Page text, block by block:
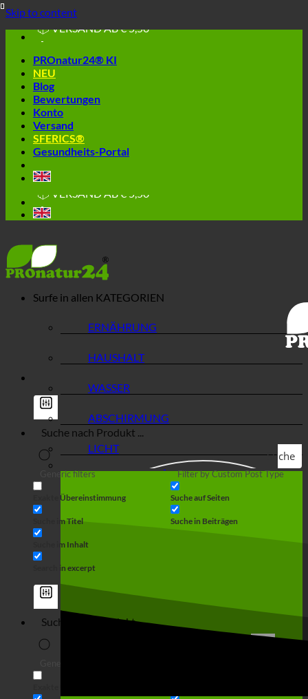
Skip to content
🔆 GESUND. NACHHALTIG.
📦 VERSAND AB € 5,50
🔖 KAUF AUF RECHNUNG
PROnatur24® KI
NEU
Blog
Bewertungen
Konto
Versand
SFERICS®
Gesundheits-Portal
🔆 GESUND. NACHHALTIG.
📦 VERSAND AB € 5,50
🔖 KAUF AUF RECHNUNG
Suche
Generic filters
Exakte Übereinstimmung
Suche im Titel
Suche im Inhalt
Search in excerpt
Filter by Custom Post Type
Suche auf Seiten
Suche in Beiträgen
Surfe in allen KATEGORIEN
ERNÄHRUNG
HAUSHALT
WASSER
ABSCHIRMUNG
LICHT